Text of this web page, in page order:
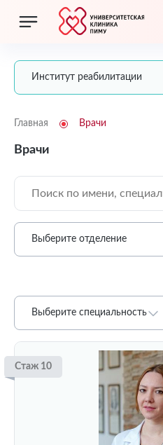
Институт реабилитации
Главная Врачи
Врачи
Выберите отделение
Выберите специальность
Стаж 10